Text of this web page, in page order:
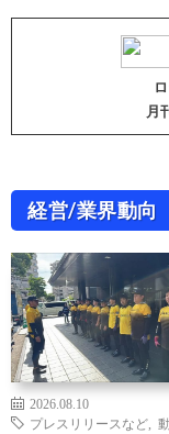
月
経営/業界動向
2026.08.10
プレスリリースなど